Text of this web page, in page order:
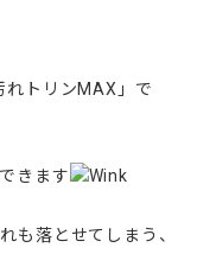
れトリンMAX」で
きます
も落とせてしまう、